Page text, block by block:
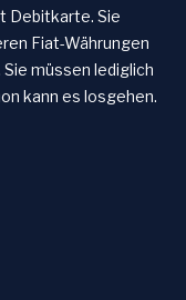
Debitkarte. Sie
Fiat-Währungen
müssen lediglich
kann es losgehen.